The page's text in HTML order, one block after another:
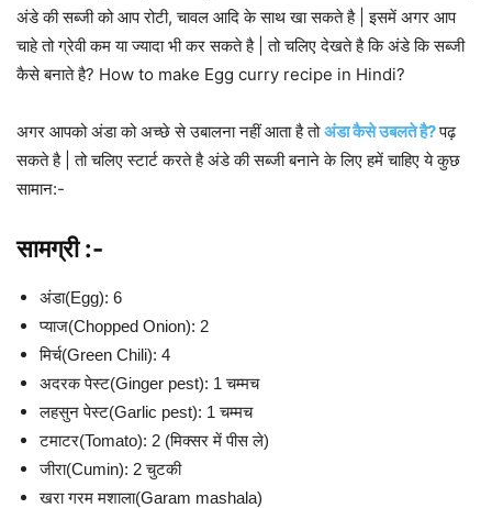
अंडे की सब्जी को आप रोटी, चावल आदि के साथ खा सकते है | इसमें अगर आप
चाहे तो ग्रेवी कम या ज्यादा भी कर सकते है | तो चलिए देखते है कि अंडे कि सब्जी
कैसे बनाते है? How to make Egg curry recipe in Hindi?
अगर आपको अंडा को अच्छे से उबालना नहीं आता है तोअंडा कैसे उबलते है?पढ़
सकते है | तो चलिए स्टार्ट करते है अंडे की सब्जी बनाने के लिए हमें चाहिए ये कुछ
सामान:-
सामग्री :-
अंडा(Egg): 6
प्याज(Chopped Onion): 2
मिर्च(Green Chili): 4
अदरक पेस्ट(Ginger pest): 1 चम्मच
लहसुन पेस्ट(Garlic pest): 1 चम्मच
टमाटर(Tomato): 2 (मिक्सर में पीस ले)
जीरा(Cumin): 2 चुटकी
खरा गरम मशाला(Garam mashala)